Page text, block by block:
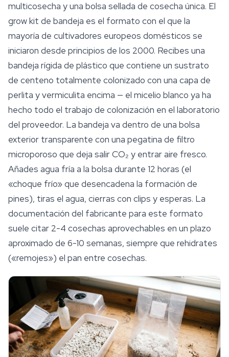
multicosecha y una bolsa sellada de cosecha única. El
grow kit de bandeja es el formato con el que la
mayoría de cultivadores europeos domésticos se
iniciaron desde principios de los 2000. Recibes una
bandeja rígida de plástico que contiene un sustrato
de centeno totalmente colonizado con una capa de
perlita y vermiculita encima — el micelio blanco ya ha
hecho todo el trabajo de colonización en el laboratorio
del proveedor. La bandeja va dentro de una bolsa
exterior transparente con una pegatina de filtro
microporoso que deja salir CO₂ y entrar aire fresco.
Añades agua fría a la bolsa durante 12 horas (el
«choque frío» que desencadena la formación de
pines), tiras el agua, cierras con clips y esperas. La
documentación del fabricante para este formato
suele citar 2-4 cosechas aprovechables en un plazo
aproximado de 6-10 semanas, siempre que rehidrates
(«remojes») el pan entre cosechas.